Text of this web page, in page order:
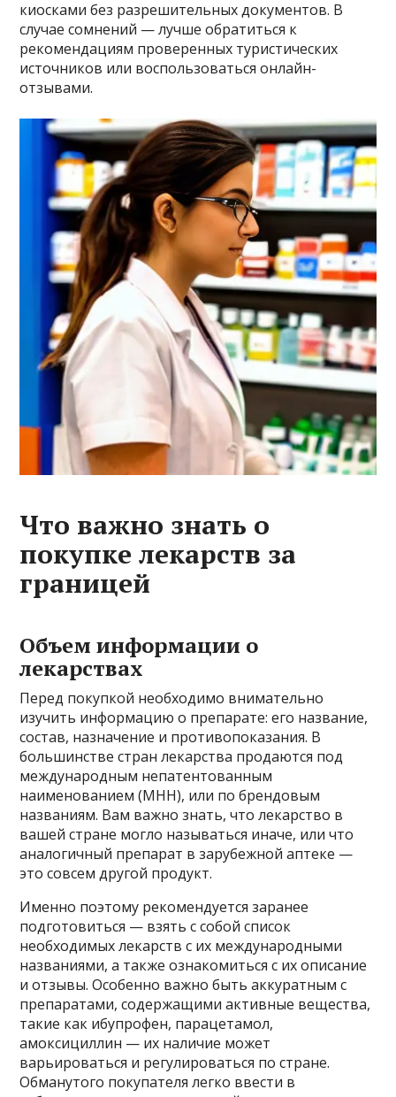
киосками без разрешительных документов. В
случае сомнений — лучше обратиться к
рекомендациям проверенных туристических
источников или воспользоваться онлайн-
отзывами.
Что важно знать о
покупке лекарств за
границей
Объем информации о
лекарствах
Перед покупкой необходимо внимательно
изучить информацию о препарате: его название,
состав, назначение и противопоказания. В
большинстве стран лекарства продаются под
международным непатентованным
наименованием (МНН), или по брендовым
названиям. Вам важно знать, что лекарство в
вашей стране могло называться иначе, или что
аналогичный препарат в зарубежной аптеке —
это совсем другой продукт.
Именно поэтому рекомендуется заранее
подготовиться — взять с собой список
необходимых лекарств с их международными
названиями, а также ознакомиться с их описание
и отзывы. Особенно важно быть аккуратным с
препаратами, содержащими активные вещества,
такие как ибупрофен, парацетамол,
амоксициллин — их наличие может
варьироваться и регулироваться по стране.
Обманутого покупателя легко ввести в